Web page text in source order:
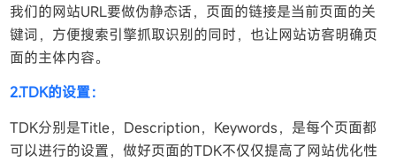
我们的网站URL要做伪静态话，页面的链接是当前页面的关
键词，方便搜索引擎抓取识别的同时，也让网站访客明确页
面的主体内容。
2.TDK的设置：
TDK分别是Title，Description，Keywords，是每个页面都
可以进行的设置，做好页面的TDK不仅仅提高了网站优化性